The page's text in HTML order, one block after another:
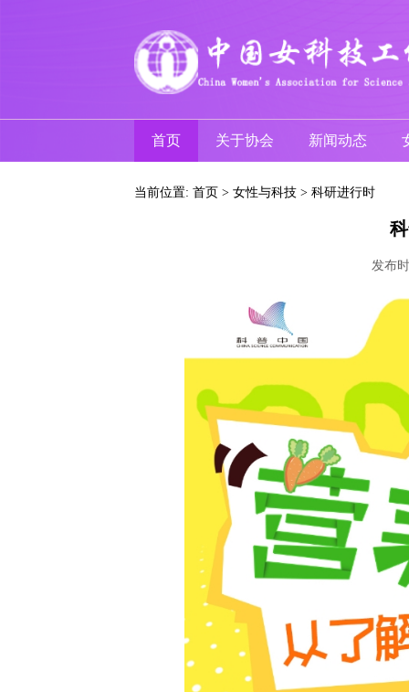
首页 关于协会 新闻动态
当前位置: 首页 > 女性与科技> 科研进行时
发布